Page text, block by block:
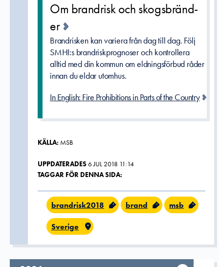
Om brandrisk och skogsbränd­
er
Brandrisken kan variera från dag till dag. Följ
SMHI:s brandriskprognoser och kontrollera
alltid med din kommun om eldningsförbud råder
innan du eldar utomhus.
In English: Fire Prohibitions in Parts of the Country
KÄLLA: MSB
UPPDATERADES6 JUL 2018 11:14
TAGGAR FÖR DENNA SIDA:
brandrisk2018 brand msb
Sverige